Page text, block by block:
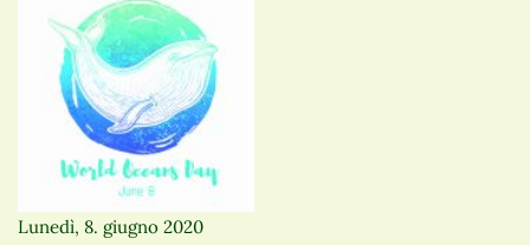
Lunedì, 8. giugno 2020